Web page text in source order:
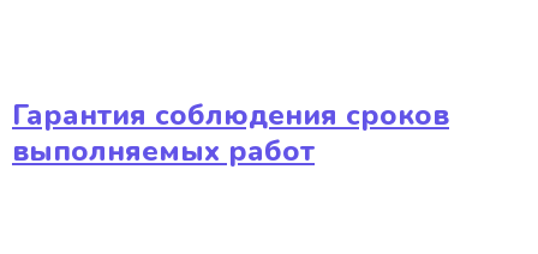
Гарантия соблюдения сроков
выполняемых работ